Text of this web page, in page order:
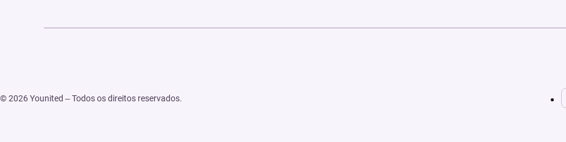
© 2026 Younited – Todos os direitos reservados.